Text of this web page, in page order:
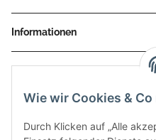
Wie wir Cookies &
Durch Klicken auf „Alle
Informationen